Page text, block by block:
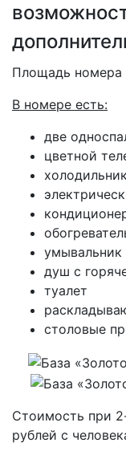
Площадь номера
В номере есть:
две
цветной
умывальник
душ с
туалет
столовые
Стоимость при
рублей с